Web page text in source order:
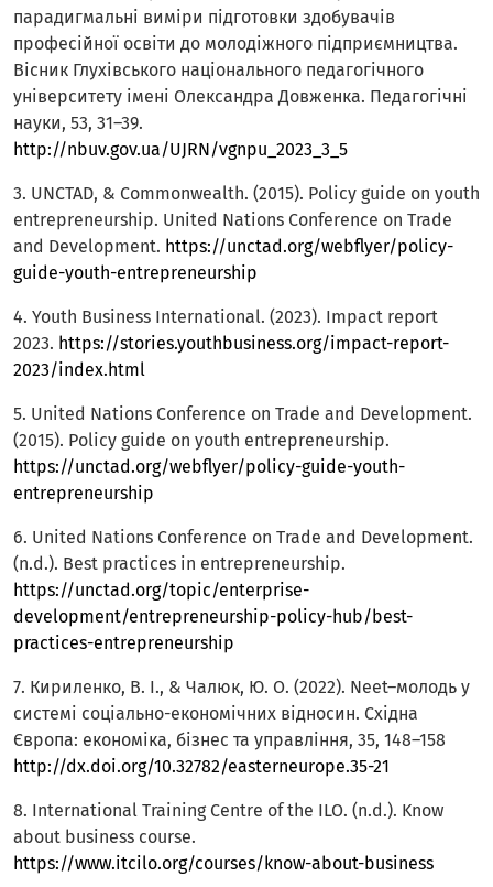
парадигмальні виміри підготовки здобувачів
професійної освіти до молодіжного підприємництва.
Вісник Глухівського національного педагогічного
університету імені Олександра Довженка. Педагогічні
науки, 53, 31–39.
http://nbuv.gov.ua/UJRN/vgnpu_2023_3_5
3. UNCTAD, & Commonwealth. (2015). Policy guide on youth
entrepreneurship. United Nations Conference on Trade
and Development. https://unctad.org/webflyer/policy-
guide-youth-entrepreneurship
4. Youth Business International. (2023). Impact report
2023. https://stories.youthbusiness.org/impact-report-
2023/index.html
5. United Nations Conference on Trade and Development.
(2015). Policy guide on youth entrepreneurship.
https://unctad.org/webflyer/policy-guide-youth-
entrepreneurship
6. United Nations Conference on Trade and Development.
(n.d.). Best practices in entrepreneurship.
https://unctad.org/topic/enterprise-
development/entrepreneurship-policy-hub/best-
practices-entrepreneurship
7. Кириленко, В. І., & Чалюк, Ю. О. (2022). Neet–молодь у
системі соціально-економічних відносин. Східна
Європа: економіка, бізнес та управління, 35, 148–158
http://dx.doi.org/10.32782/easterneurope.35-21
8. International Training Centre of the ILO. (n.d.). Know
about business course.
https://www.itcilo.org/courses/know-about-business